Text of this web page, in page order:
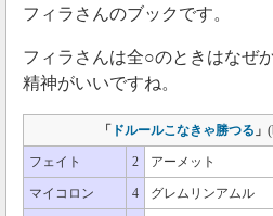
フィラさんのブックです。
フィラさんは全○のときはなぜ
精神がいいですね。
「 ドルールこなきゃ勝つる 」
フェイト 2 アーメット
マイコロン 4 グレムリンアムル